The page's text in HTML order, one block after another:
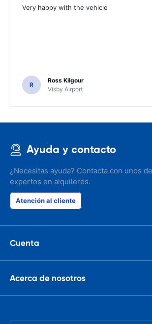
Very happy with the vehicle
R
Ross Kilgour
Visby Airport
Ayuda y contacto
¿Necesitas ayuda? Contacta con unos
expertos en alquileres.
Atención al cliente
Cuenta
Acerca de nosotros